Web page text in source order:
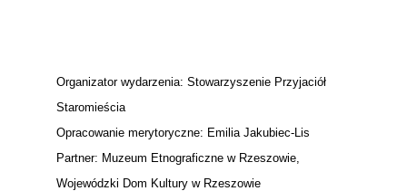
Organizator wydarzenia: Stowarzyszenie Przyjaciół
Staromieścia
Opracowanie merytoryczne: Emilia Jakubiec-Lis
Partner: Muzeum Etnograficzne w Rzeszowie,
Wojewódzki Dom Kultury w Rzeszowie